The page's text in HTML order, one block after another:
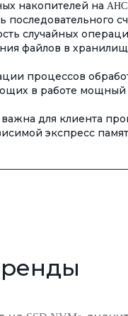
накопителей на
последовательного
случайных операций
файлов в
процессов
в работе
важна для клиента
экспресс